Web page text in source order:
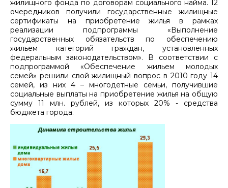
жилищного фонда по договорам социального найма. 12
очередников получили государственные жилищные
сертификаты на приобретение жилья в рамках
реализации подпрограммы «Выполнение
государственных обязательств по обеспечению
жильем категорий граждан, установленных
федеральным законодательством». В соответствии с
подпрограммой «Обеспечение жильем молодых
семей» решили свой жилищный вопрос в 2010 году 14
семей, из них 4 – многодетные семьи, получившие
социальные выплаты на приобретение жилья на общую
сумму 11 млн. рублей, из которых 20% - средства
бюджета города.